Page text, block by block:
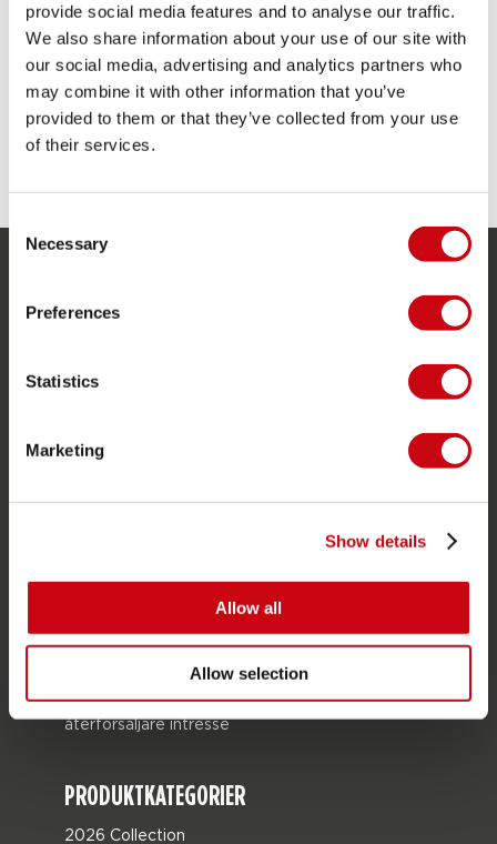
provide social media features and to analyse our traffic.
We also share information about your use of our site with
our social media, advertising and analytics partners who
may combine it with other information that you’ve
provided to them or that they’ve collected from your use
of their services.
Selection
Necessary
Preferences
Statistics
Marketing
Show details
Allow all
Allow selection
Returer
Beställning och betalning
Om Jobe
återförsäljare intresse
PRODUKTKATEGORIER
2026 Collection